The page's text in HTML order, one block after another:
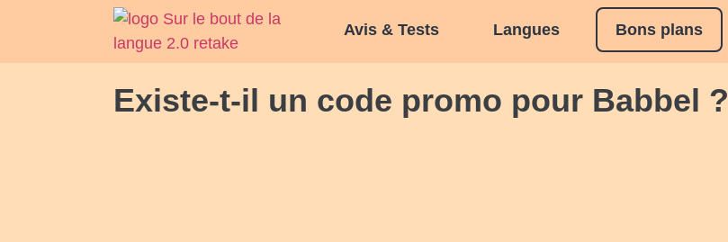
Avis & Tests Langues Bons plans
Existe-t-il un code promo pour Babbel ?